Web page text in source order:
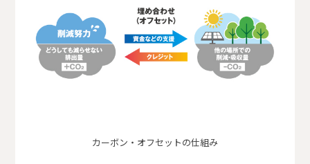
カーボン・オフセットの仕組み